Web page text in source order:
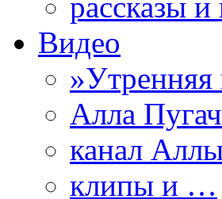
Видео
»Утренняя
Алла
канал
клипы и …